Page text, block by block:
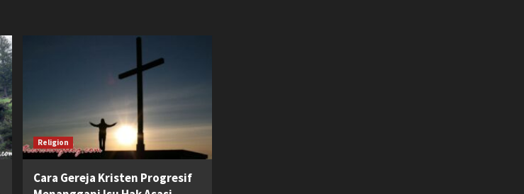
Religion
Cara Gereja Kristen Progresif